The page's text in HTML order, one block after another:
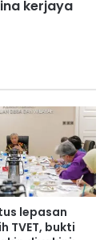
kerjaya
lepasan
TVET, bukti